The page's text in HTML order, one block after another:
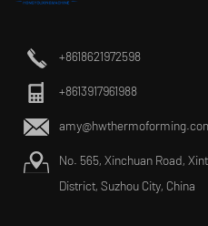
+8618621972598
+8613917961988
No. 565, Xinchuan Road,
District, Suzhou City, China